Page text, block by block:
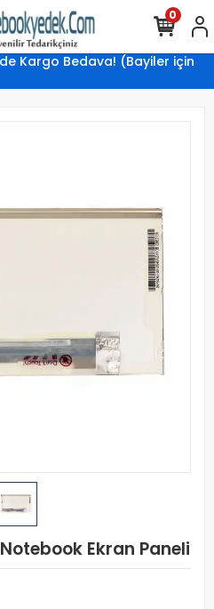
Kargo Bedava! (Bayiler için
0
Ekran Paneli